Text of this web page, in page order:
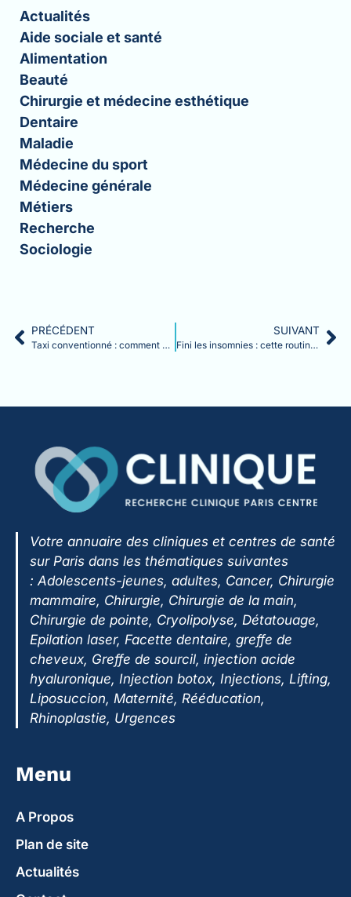
Actualités
Aide sociale et santé
Alimentation
Beauté
Chirurgie et médecine esthétique
Dentaire
Maladie
Médecine du sport
Médecine générale
Métiers
Recherche
Sociologie
PRÉCÉDENT
Taxi conventionné : comment accéder à ce service pour vos rendez-vous médicaux ?
SUIVANT
Fini les insomnies : cette routine du matin change tout pour votre sommeil
Votre annuaire des cliniques et centres de santé
sur Paris dans les thématiques suivantes
: Adolescents-jeunes, adultes, Cancer, Chirurgie
mammaire, Chirurgie, Chirurgie de la main,
Chirurgie de pointe, Cryolipolyse, Détatouage,
Epilation laser, Facette dentaire, greffe de
cheveux, Greffe de sourcil, injection acide
hyaluronique, Injection botox, Injections, Lifting,
Liposuccion, Maternité, Rééducation,
Rhinoplastie, Urgences
Menu
A Propos
Plan de site
Actualités